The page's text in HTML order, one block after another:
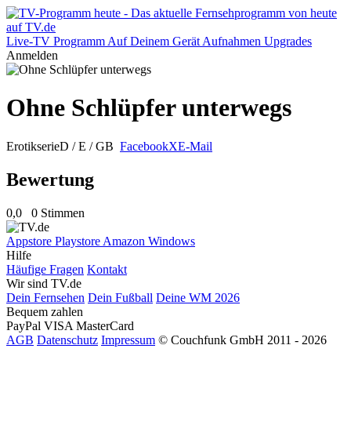
Live-TV Programm Auf Deinem Gerät Aufnahmen Upgrades
Anmelden
Ohne Schlüpfer unterwegs
ErotikserieD / E / GB FacebookXE-Mail
Bewertung
0,0 0 Stimmen
Appstore Playstore Amazon Windows
Hilfe
Häufige Fragen Kontakt
Wir sind TV.de
Dein Fernsehen Dein Fußball Deine WM 2026
Bequem zahlen
PayPal VISA MasterCard
AGB Datenschutz Impressum © Couchfunk GmbH 2011 - 2026